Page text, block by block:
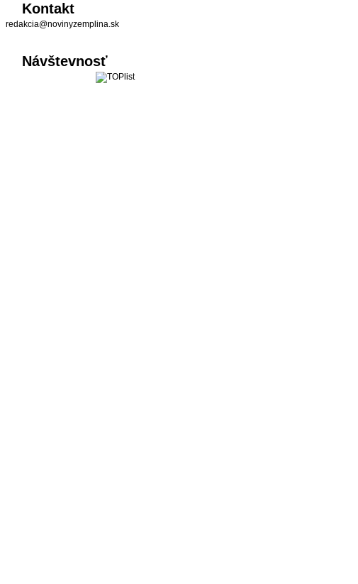
Kontakt
redakcia@novinyzemplina.sk
Návštevnosť